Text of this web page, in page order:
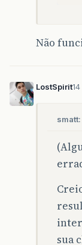
Não
LostSpirit
smatt:
sua